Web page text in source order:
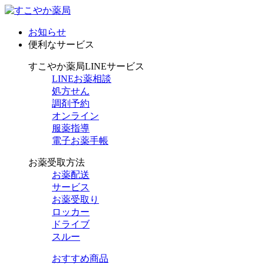
お知らせ
便利なサービス
すこやか薬局LINEサービス
LINEお薬相談
処方せん
調剤予約
オンライン
服薬指導
電子お薬手帳
お薬受取方法
お薬配送
サービス
お薬受取り
ロッカー
ドライブ
スルー
おすすめ商品